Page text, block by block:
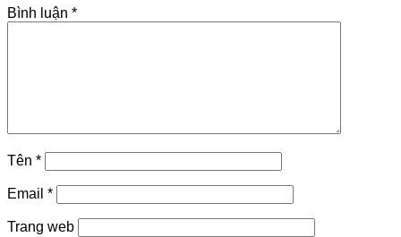
Bình luận *
Tên *
Email *
Trang web